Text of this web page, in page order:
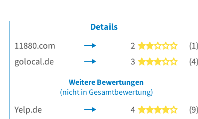
Details
11880.com
2 2 von
(1)
golocal.de
3 3 von
(4)
Weitere Bewertungen
(nicht in Gesamtbewertung)
Yelp.de 4 4 von
(9)